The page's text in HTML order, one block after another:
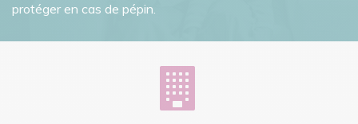
protéger en cas de pépin.